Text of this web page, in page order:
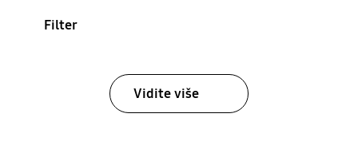
Filter
Vidite više